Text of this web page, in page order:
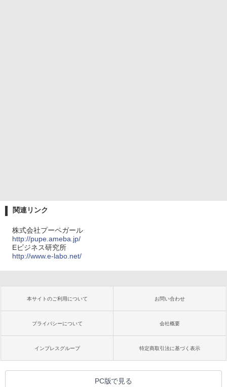
関連リンク
株式会社プーペガール
http://pupe.ameba.jp/
Eビジネス研究所
http://www.e-labo.net/
本サイトのご利用について お問い合わせ
プライバシーについて 会社概要
インプレスグループ 特定商取引法に基づく表示
PC版で見る